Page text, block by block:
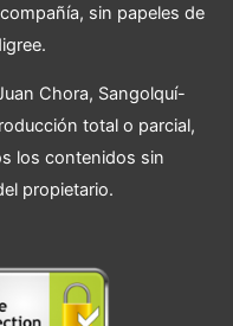
sin papeles de
Chora, Sangolquí-
total o parcial,
los contenidos sin
propietario.